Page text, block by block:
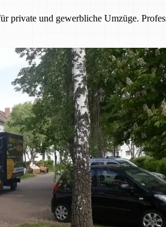
private und gewerbliche Umzüge.